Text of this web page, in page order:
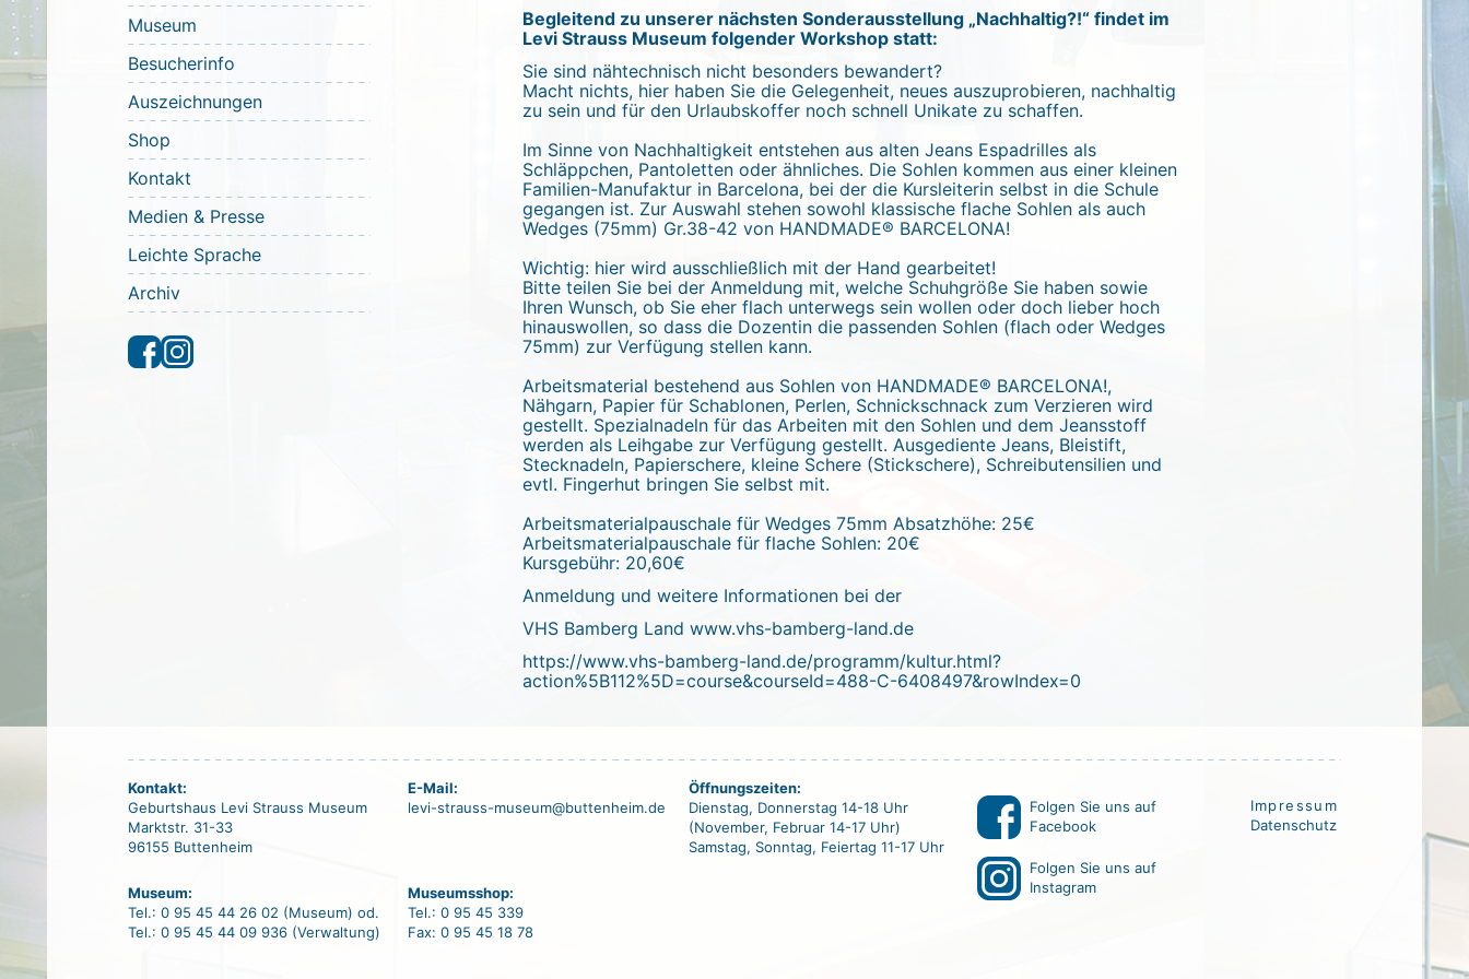
Museum
Besucherinfo
Auszeichnungen
Shop
Kontakt
Medien & Presse
Leichte Sprache
Archiv
Begleitend zu unserer nächsten Sonderausstellung „Nachhaltig?!“ findet im
Levi Strauss Museum folgender Workshop statt:
Sie sind nähtechnisch nicht besonders bewandert?
Macht nichts, hier haben Sie die Gelegenheit, neues auszuprobieren, nachhaltig
zu sein und für den Urlaubskoffer noch schnell Unikate zu schaffen.
Im Sinne von Nachhaltigkeit entstehen aus alten Jeans Espadrilles als
Schläppchen, Pantoletten oder ähnliches. Die Sohlen kommen aus einer kleinen
Familien-Manufaktur in Barcelona, bei der die Kursleiterin selbst in die Schule
gegangen ist. Zur Auswahl stehen sowohl klassische flache Sohlen als auch
Wedges (75mm) Gr.38-42 von HANDMADE® BARCELONA!
Wichtig: hier wird ausschließlich mit der Hand gearbeitet!
Bitte teilen Sie bei der Anmeldung mit, welche Schuhgröße Sie haben sowie
Ihren Wunsch, ob Sie eher flach unterwegs sein wollen oder doch lieber hoch
hinauswollen, so dass die Dozentin die passenden Sohlen (flach oder Wedges
75mm) zur Verfügung stellen kann.
Arbeitsmaterial bestehend aus Sohlen von HANDMADE® BARCELONA!,
Nähgarn, Papier für Schablonen, Perlen, Schnickschnack zum Verzieren wird
gestellt. Spezialnadeln für das Arbeiten mit den Sohlen und dem Jeansstoff
werden als Leihgabe zur Verfügung gestellt. Ausgediente Jeans, Bleistift,
Stecknadeln, Papierschere, kleine Schere (Stickschere), Schreibutensilien und
evtl. Fingerhut bringen Sie selbst mit.
Arbeitsmaterialpauschale für Wedges 75mm Absatzhöhe: 25€
Arbeitsmaterialpauschale für flache Sohlen: 20€
Kursgebühr: 20,60€
Anmeldung und weitere Informationen bei der
VHS Bamberg Land www.vhs-bamberg-land.de
https://www.vhs-bamberg-land.de/programm/kultur.html?
action%5B112%5D=course&courseId=488-C-6408497&rowIndex=0
Kontakt:
Geburtshaus Levi Strauss Museum
Marktstr. 31-33
96155 Buttenheim
E-Mail:
levi-strauss-museum@buttenheim.de
Öffnungszeiten:
Dienstag, Donnerstag 14-18 Uhr
(November, Februar 14-17 Uhr)
Samstag, Sonntag, Feiertag 11-17 Uhr
Museum:
Tel.: 0 95 45 44 26 02 (Museum) od.
Tel.: 0 95 45 44 09 936 (Verwaltung)
Museumsshop:
Tel.: 0 95 45 339
Fax: 0 95 45 18 78
Folgen Sie uns auf
Facebook
Folgen Sie uns auf
Instagram
Impressu m
Datenschutz